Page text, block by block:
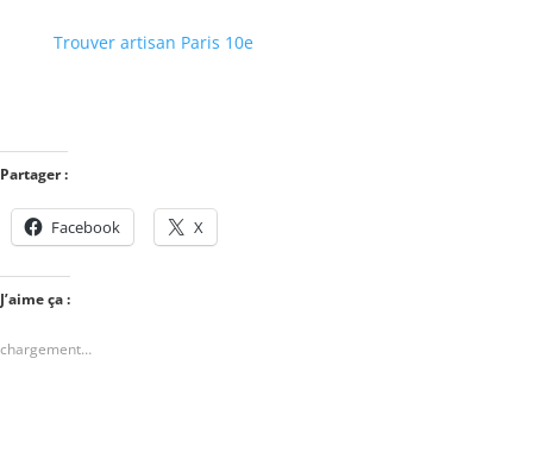
Trouver artisan Paris 10e
Partager :
Facebook X
J’aime ça :
chargement…